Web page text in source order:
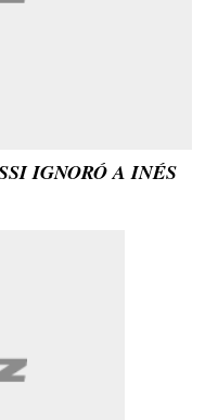
IGNORÓ A INÉS